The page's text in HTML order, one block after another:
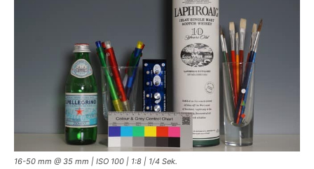
16-50 mm @ 35 mm | ISO 100 | 1:8 | 1/4 Sek.